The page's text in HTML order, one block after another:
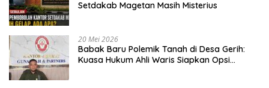
Setdakab Magetan Masih Misterius
20 Mei 2026
Babak Baru Polemik Tanah di Desa Gerih:
Kuasa Hukum Ahli Waris Siapkan Opsi